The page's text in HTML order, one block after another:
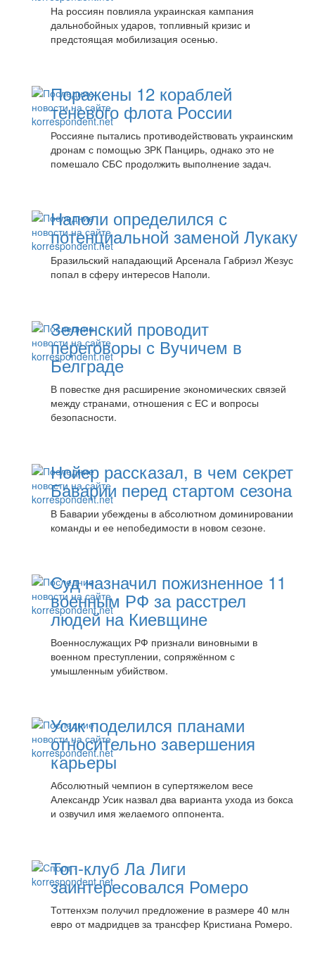
На россиян повлияла украинская кампания
дальнобойных ударов, топливный кризис и
предстоящая мобилизация осенью.
Поражены 12 кораблей
теневого флота России
Россияне пытались противодействовать украинским
дронам с помощью ЗРК Панцирь, однако это не
помешало СБС продолжить выполнение задач.
Наполи определился с
потенциальной заменой Лукаку
Бразильский нападающий Арсенала Габриэл Жезус
попал в сферу интересов Наполи.
Зеленский проводит
переговоры с Вучичем в
Белграде
В повестке дня расширение экономических связей
между странами, отношения с ЕС и вопросы
безопасности.
Нойер рассказал, в чем секрет
Баварии перед стартом сезона
В Баварии убеждены в абсолютном доминировании
команды и ее непобедимости в новом сезоне.
Суд назначил пожизненное 11
военным РФ за расстрел
людей на Киевщине
Военнослужащих РФ признали виновными в
военном преступлении, сопряжённом с
умышленным убийством.
Усик поделился планами
относительно завершения
карьеры
Абсолютный чемпион в супертяжелом весе
Александр Усик назвал два варианта ухода из бокса
и озвучил имя желаемого оппонента.
Топ-клуб Ла Лиги
заинтересовался Ромеро
Тоттенхэм получил предложение в размере 40 млн
евро от мадридцев за трансфер Кристиана Ромеро.